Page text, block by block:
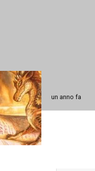
un anno fa